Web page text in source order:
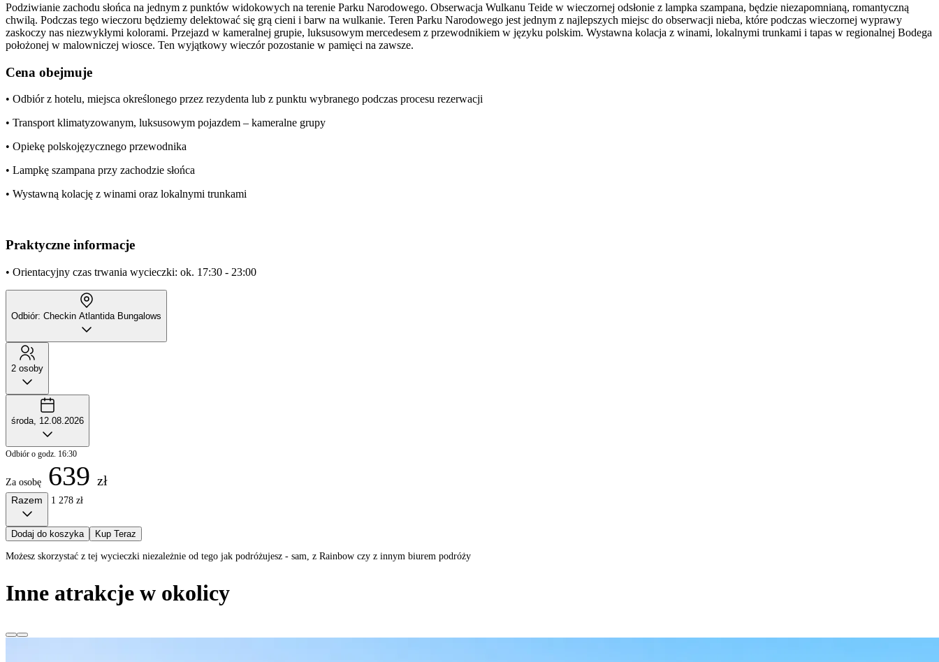
Podziwianie zachodu słońca na jednym z punktów widokowych na terenie Parku Narodowego. Obserwacja Wulkanu Teide w wieczornej odsłonie z lampka szampana, będzie niezapomnianą, romantyczną
chwilą. Podczas tego wieczoru będziemy delektować się grą cieni i barw na wulkanie. Teren Parku Narodowego jest jednym z najlepszych miejsc do obserwacji nieba, które podczas wieczornej wyprawy
zaskoczy nas niezwykłymi kolorami. Przejazd w kameralnej grupie, luksusowym mercedesem z przewodnikiem w języku polskim. Wystawna kolacja z winami, lokalnymi trunkami i tapas w regionalnej Bodega
położonej w malowniczej wiosce. Ten wyjątkowy wieczór pozostanie w pamięci na zawsze.
Cena obejmuje
• Odbiór z hotelu, miejsca określonego przez rezydenta lub z punktu wybranego podczas procesu rezerwacji
• Transport klimatyzowanym, luksusowym pojazdem – kameralne grupy
• Opiekę polskojęzycznego przewodnika
• Lampkę szampana przy zachodzie słońca
• Wystawną kolację z winami oraz lokalnymi trunkami
Praktyczne informacje
• Orientacyjny czas trwania wycieczki: ok. 17:30 - 23:00
Odbiór: Checkin Atlantida Bungalows
2 osoby
środa, 12.08.2026
Odbiór o godz. 16:30
Za osobę 639 zł
Razem 1 278 zł
Dodaj do koszyka Kup Teraz
Możesz skorzystać z tej wycieczki niezależnie od tego jak podróżujesz - sam, z Rainbow czy z innym biurem podróży
Inne atrakcje w okolicy